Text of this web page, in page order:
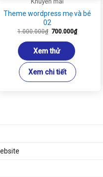
Theme wordpress mẹ và bé
02
1.000.000₫ Giá
là:
1.000.000₫.
700.000₫Giá
hiện
Xem thử
Xem chi tiết